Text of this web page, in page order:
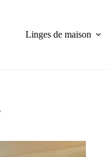
Linges de maison